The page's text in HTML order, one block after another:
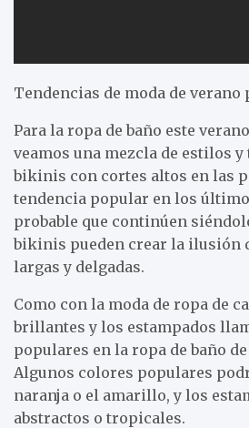
Tendencias de moda de verano
Para la ropa de baño este
veamos una mezcla de estilos y
bikinis con cortes altos en las
tendencia popular en los
probable que continúen
bikinis pueden crear la ilusión
largas y delgadas.
Como con la moda de ropa de
brillantes y los estampados
populares en la ropa de baño
Algunos colores populares
naranja o el amarillo, y los
abstractos o tropicales.